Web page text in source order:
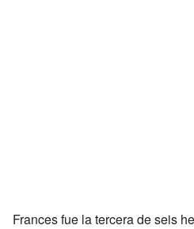
Frances fue la tercera de seis